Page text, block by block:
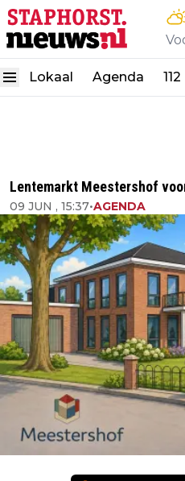
Lokaal Agenda 112
Lentemarkt Meestershof
09 JUN , 15:37•AGENDA